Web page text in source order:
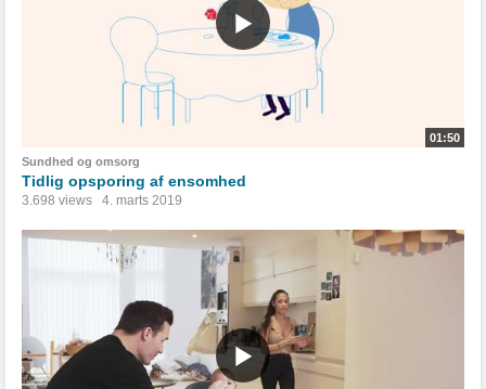
01:50
Sundhed og omsorg
Tidlig opsporing af ensomhed
3.698 views 4. marts 2019